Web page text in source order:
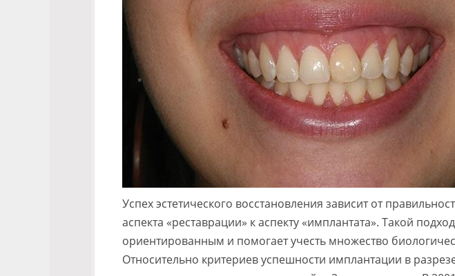
Успех эстетического восстановления зависит от
аспекта «реставрации» к аспекту «имплантата». Такой
ориентированным и помогает учесть множество
Относительно критериев успешности имплантации в